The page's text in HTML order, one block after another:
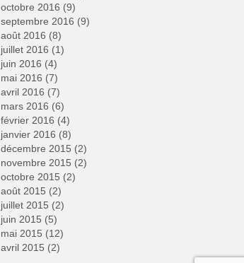
octobre 2016 (9)
septembre 2016 (9)
août 2016 (8)
juillet 2016 (1)
juin 2016 (4)
mai 2016 (7)
avril 2016 (7)
mars 2016 (6)
février 2016 (4)
janvier 2016 (8)
décembre 2015 (2)
novembre 2015 (2)
octobre 2015 (2)
août 2015 (2)
juillet 2015 (2)
juin 2015 (5)
mai 2015 (12)
avril 2015 (2)